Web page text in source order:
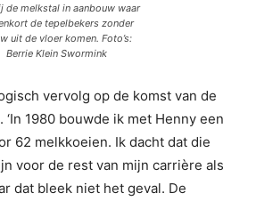
de melkstal in aanbouw waar
de tepelbekers zonder
uit de vloer komen. Foto’s:
Berrie Klein Swormink
vervolg op de komst van de
1980 bouwde ik met Henny een
62 melkkoeien. Ik dacht dat die
voor de rest van mijn carrière als
dat bleek niet het geval. De